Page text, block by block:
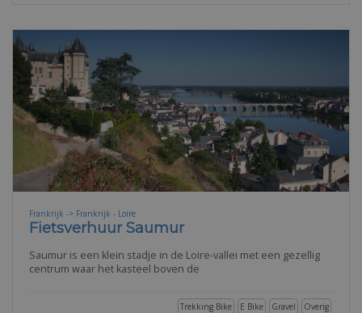
Frankrijk -> Frankrijk - Loire
Fietsverhuur Saumur
Saumur is een klein stadje in de Loire-vallei met een gezellig
centrum waar het kasteel boven de
Overig
Gravel
E Bike
Trekking Bike